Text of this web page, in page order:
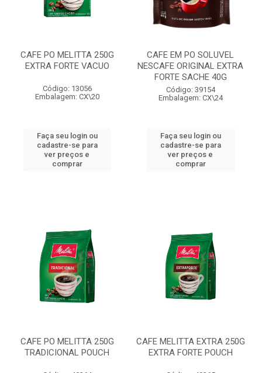
CAFE PO MELITTA 250G
EXTRA FORTE VACUO
Código: 13056
Embalagem: CX\20
Faça seu login ou
cadastre-se para
ver preços e
comprar
CAFE EM PO SOLUVEL
NESCAFE ORIGINAL EXTRA
FORTE SACHE 40G
Código: 39154
Embalagem: CX\24
Faça seu login ou
cadastre-se para
ver preços e
comprar
CAFE PO MELITTA 250G
TRADICIONAL POUCH
CAFE MELITTA EXTRA 250G
EXTRA FORTE POUCH